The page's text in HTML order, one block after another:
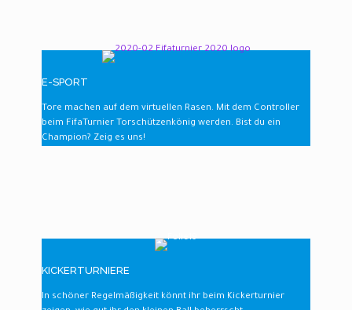
E-SPORT
Tore machen auf dem virtuellen Rasen. Mit dem Controller
beim FifaTurnier Torschützenkönig werden. Bist du ein
Champion? Zeig es uns!
KICKERTURNIERE
In schöner Regelmäßigkeit könnt ihr beim Kickerturnier